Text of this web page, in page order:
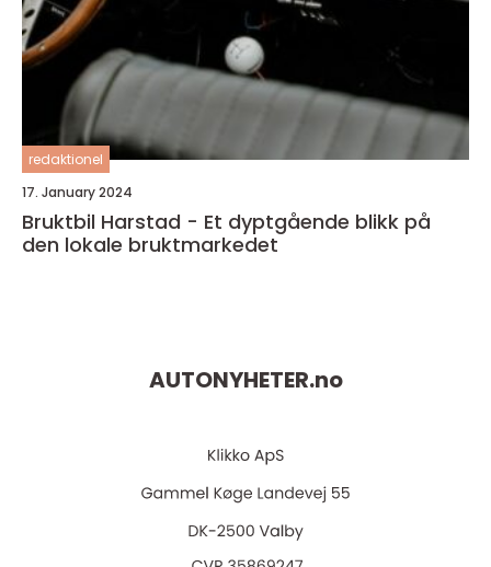
redaktionel
17. January 2024
Bruktbil Harstad - Et dyptgående blikk på
den lokale bruktmarkedet
AUTONYHETER.no